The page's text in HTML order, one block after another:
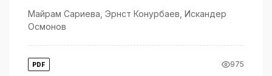
Майрам Сариева Эрнст Конурбаев Искандер
Осмонов
PDF 975